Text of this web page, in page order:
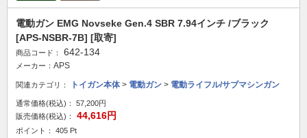
電動ガン EMG Novseke Gen.4 SBR 7.94インチ /ブラック
[APS-NSBR-7B] [取寄]
商品コード： 642-134
メーカー： APS
関連カテゴリ： トイガン本体> 電動ガン > 電動ライフル/サブマシンガン
通常価格(税込)：
57,200円
販売価格(税込)：
44,616円
ポイント： 405 Pt